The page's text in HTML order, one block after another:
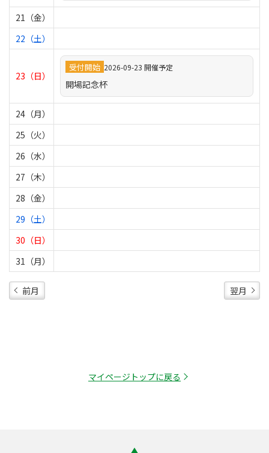
21（金）
22（土）
23（日）
受付開始 2026-09-23 開催予定
開場記念杯
24（月）
25（火）
26（水）
27（木）
28（金）
29（土）
30（日）
31（月）
前月 翌月
マイページトップに戻る